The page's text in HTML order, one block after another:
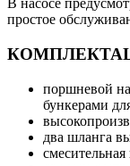
В насосе
простое
поршневой
бункерами
два шланга